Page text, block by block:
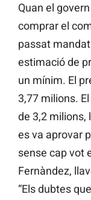
Quan el
comprar el
passat
estimació de
un mínim. El
3,77 milions.
de 3,2 milions,
es va aprovar
sense cap vot
Fernàndez,
“Els dubtes